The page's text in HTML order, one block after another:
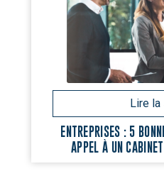
ENTREPRISES : 5
APPEL À UN